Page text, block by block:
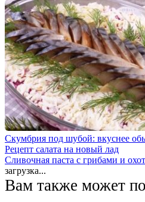
Скумбрия под шубой: вкуснее
Рецепт салата на новый лад
Сливочная паста с грибами и
загрузка...
Вам также может